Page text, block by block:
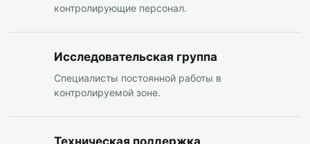
контролирующие персонал.
Исследовательская группа
Специалисты постоянной работы в
контролируемой зоне.
Техническая поддержка